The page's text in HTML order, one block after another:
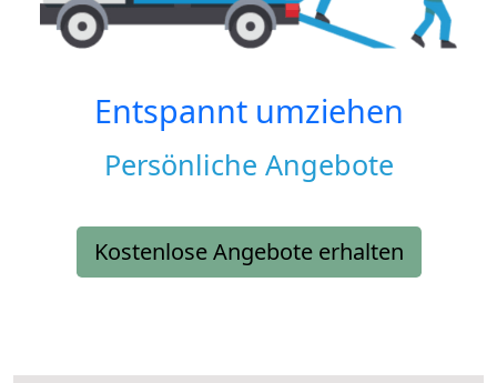
Entspannt umziehen
Persönliche Angebote
Kostenlose Angebote erhalten